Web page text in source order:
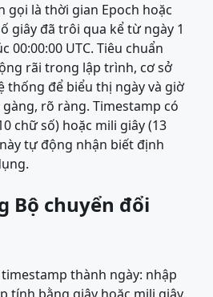
gọi là thời gian Epoch hoặc
giây đã trôi qua kể từ ngày 1
00:00:00 UTC. Tiêu chuẩn
rãi trong lập trình, cơ sở
thống để biểu thị ngày và giờ
rõ ràng. Timestamp có
chữ số) hoặc mili giây (13
tự động nhận biết định
Bộ chuyển đổi
thành ngày: nhập